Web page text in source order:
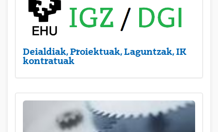
Deialdiak, Proiektuak, Laguntzak, IK
kontratuak